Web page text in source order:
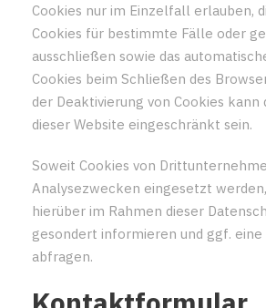
Cookies nur im Einzelfall erlauben,
Cookies für bestimmte Fälle oder
ausschließen sowie das
Cookies beim Schließen des
der Deaktivierung von Cookies
dieser Website eingeschränkt sein.
Soweit Cookies von
Analysezwecken eingesetzt
hierüber im Rahmen dieser
gesondert informieren und ggf. eine
abfragen.